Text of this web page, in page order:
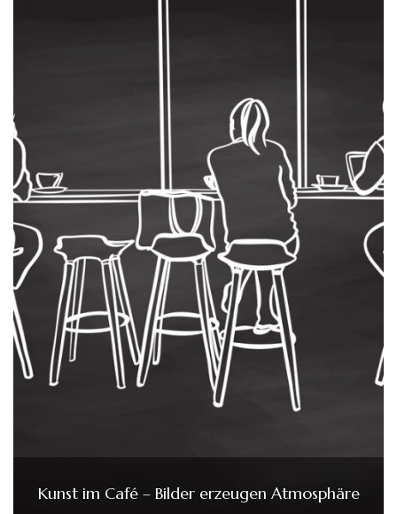
Kunst im Café – Bilder erzeugen Atmosphäre